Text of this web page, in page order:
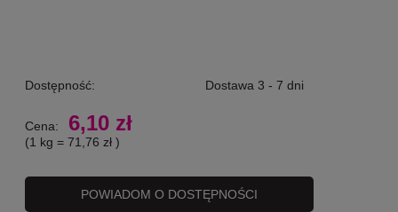
Dostępność: Dostawa 3 - 7 dni
Cena: 6,10 zł
(1 kg = 71,76 zł )
POWIADOM O DOSTĘPNOŚCI